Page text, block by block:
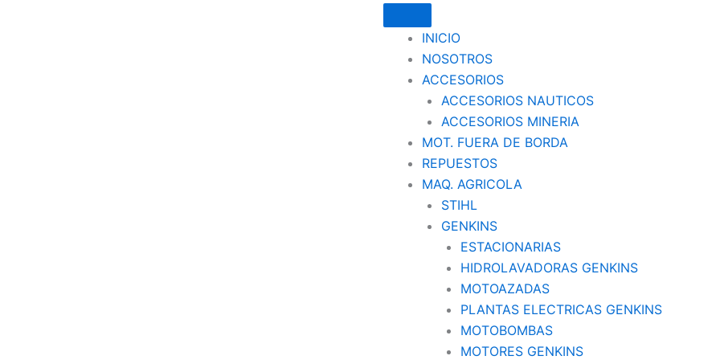
INICIO
NOSOTROS
ACCESORIOS
ACCESORIOS NAUTICOS
ACCESORIOS MINERIA
MOT. FUERA DE BORDA
REPUESTOS
MAQ. AGRICOLA
STIHL
GENKINS
ESTACIONARIAS
HIDROLAVADORAS GENKINS
MOTOAZADAS
PLANTAS ELECTRICAS GENKINS
MOTOBOMBAS
MOTORES GENKINS